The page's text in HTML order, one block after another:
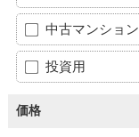
中古マンション
投資用
価格